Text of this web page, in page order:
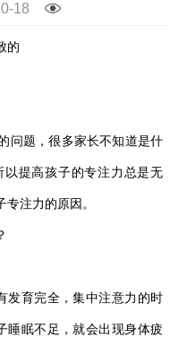
18
的
问题，很多家长不知道是什
提高孩子的专注力总是无
注力的原因。
发育完全，集中注意力的时
睡眠不足，就会出现身体疲